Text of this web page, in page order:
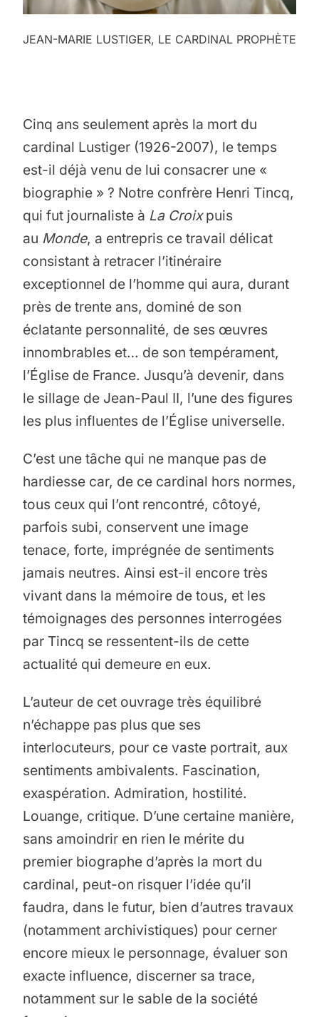
JEAN-MARIE LUSTIGER, LE CARDINAL PROPHÈTE
Cinq ans seulement après la mort du
cardinal Lustiger (1926-2007), le temps
est-il déjà venu de lui consacrer une «
biographie » ? Notre confrère Henri Tincq,
qui fut journaliste à La Croix puis
au Monde, a entrepris ce travail délicat
consistant à retracer l’itinéraire
exceptionnel de l’homme qui aura, durant
près de trente ans, dominé de son
éclatante personnalité, de ses œuvres
innombrables et… de son tempérament,
l’Église de France. Jusqu’à devenir, dans
le sillage de Jean-Paul II, l’une des figures
les plus influentes de l’Église universelle.
C’est une tâche qui ne manque pas de
hardiesse car, de ce cardinal hors normes,
tous ceux qui l’ont rencontré, côtoyé,
parfois subi, conservent une image
tenace, forte, imprégnée de sentiments
jamais neutres. Ainsi est-il encore très
vivant dans la mémoire de tous, et les
témoignages des personnes interrogées
par Tincq se ressentent-ils de cette
actualité qui demeure en eux.
L’auteur de cet ouvrage très équilibré
n’échappe pas plus que ses
interlocuteurs, pour ce vaste portrait, aux
sentiments ambivalents. Fascination,
exaspération. Admiration, hostilité.
Louange, critique. D’une certaine manière,
sans amoindrir en rien le mérite du
premier biographe d’après la mort du
cardinal, peut-on risquer l’idée qu’il
faudra, dans le futur, bien d’autres travaux
(notamment archivistiques) pour cerner
encore mieux le personnage, évaluer son
exacte influence, discerner sa trace,
notamment sur le sable de la société